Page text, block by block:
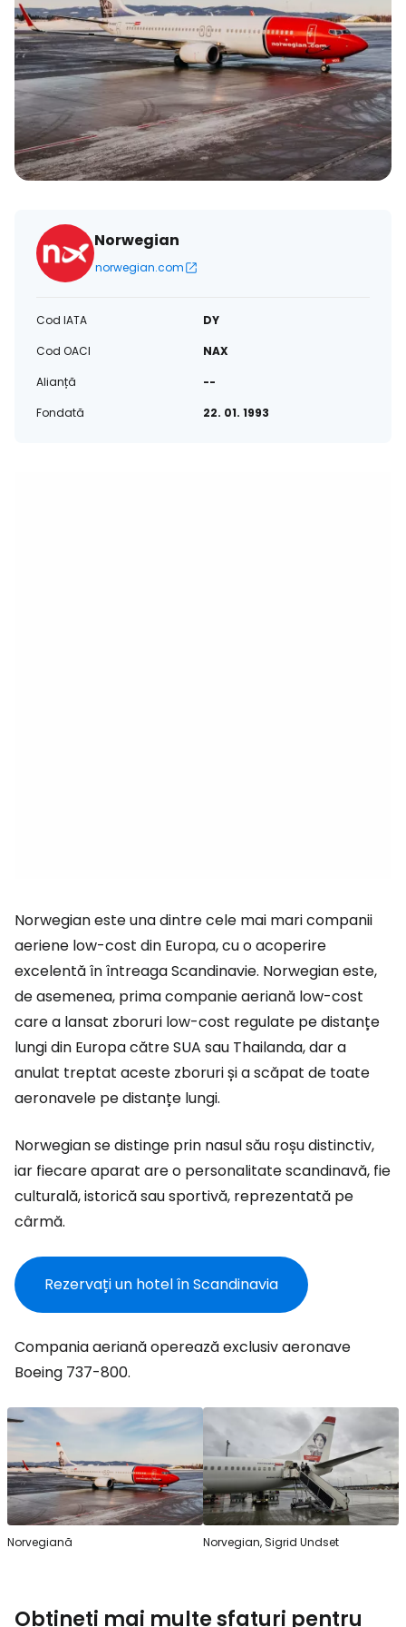
Norwegian
norwegian.com
Cod IATA
DY
Cod OACI
NAX
Alianță
--
Fondată
22. 01. 1993
Norwegian este una dintre cele mai mari companii
aeriene low-cost din Europa, cu o acoperire
excelentă în întreaga Scandinavie. Norwegian este,
de asemenea, prima companie aeriană low-cost
care a lansat zboruri low-cost regulate pe distanțe
lungi din Europa către SUA sau Thailanda, dar a
anulat treptat aceste zboruri și a scăpat de toate
aeronavele pe distanțe lungi.
Norwegian se distinge prin nasul său roșu distinctiv,
iar fiecare aparat are o personalitate scandinavă, fie
culturală, istorică sau sportivă, reprezentată pe
cârmă.
Rezervați un hotel în Scandinavia
Compania aeriană operează exclusiv aeronave
Boeing 737-800.
Norvegiană Norvegian, Sigrid Undset
Obțineți mai multe sfaturi pentru